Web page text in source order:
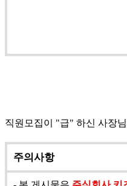
직원모집이 "급" 하신 사장
주의사항